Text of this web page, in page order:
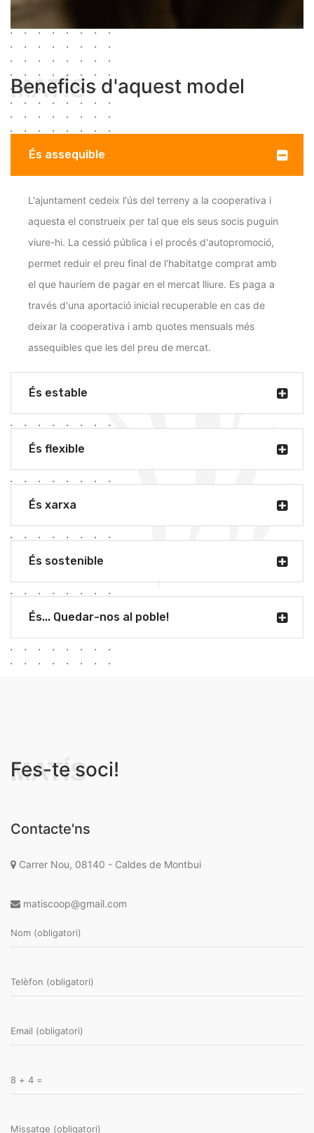
MATÍS
Beneficis d'aquest model
És assequible
L'ajuntament cedeix l'ús del terreny a la cooperativa i
aquesta el construeix per tal que els seus socis puguin
viure-hi. La cessió pública i el procés d'autopromoció,
permet reduir el preu final de l'habitatge comprat amb
el que hauríem de pagar en el mercat lliure. Es paga a
través d'una aportació inicial recuperable en cas de
deixar la cooperativa i amb quotes mensuals més
assequibles que les del preu de mercat.
És estable
És flexible
És xarxa
És sostenible
És... Quedar-nos al poble!
MATÍS
Fes-te soci!
Contacte'ns
Carrer Nou, 08140 - Caldes de Montbui
matiscoop@gmail.com